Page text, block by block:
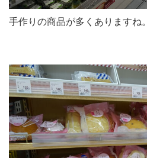
手作りの商品が多くありますね。